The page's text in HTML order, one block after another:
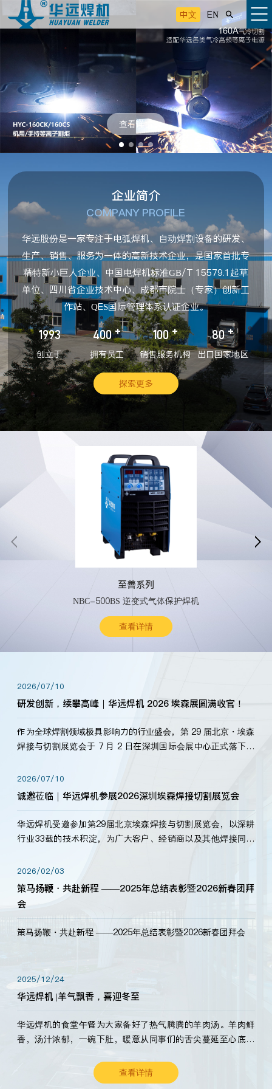
中文 EN 
查看详情
企业简介
COMPANY PROFILE
华远股份是一家专注于电弧焊机、自动焊割设备的研发、
生产、销售、服务为一体的高新技术企业，是国家首批专
精特新小巨人企业、中国电焊机标准GB/T 15579.1起草
单位、四川省企业技术中心、成都市院士（专家）创新工
作站、QES国际管理体系认证企业。
1993
创立于
400 +
拥有员工
100 +
销售服务机构
80 +
出口国家地区
探索更多
至善系列
NBC-500BS 逆变式气体保护焊机
查看详情
 
2026/07/10
研发创新，续攀高峰｜华远焊机 2026 埃森展圆满收官！
作为全球焊割领域极具影响力的行业盛会，第 29 届北京・埃森
焊接与切割展览会于 7 月 2 日在深圳国际会展中心正式落下帷
标准，持之以恒研发新产品、新技术。新老客户、行业伙伴、
海内外客户为目睹公司发布的新产…
2026/07/10
诚邀莅临｜华远焊机参展2026深圳埃森焊接切割展览会
华远焊机受邀参加第29届北京埃森焊接与切割展览会，以深耕
行业33载的技术积淀，为广大客户、经销商以及其他焊接同仁
2026/02/03
策马扬鞭・共赴新程 ——2025年总结表彰暨2026新春团拜
会
策马扬鞭・共赴新程 ——2025年总结表彰暨2026新春团拜会
2025/12/24
华远焊机 |羊气飘香，喜迎冬至
华远焊机的食堂午餐为大家备好了热气腾腾的羊肉汤。羊肉鲜
香，汤汁浓郁，一碗下肚，暖意从同事们的舌尖蔓延至心底。
查看详情